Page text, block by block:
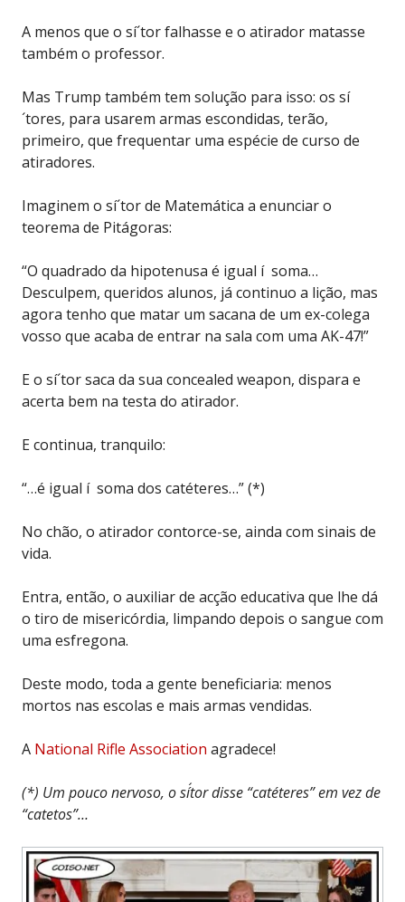
A menos que o sí´tor falhasse e o atirador matasse
também o professor.
Mas Trump também tem solução para isso: os sí
´tores, para usarem armas escondidas, terão,
primeiro, que frequentar uma espécie de curso de
atiradores.
Imaginem o sí´tor de Matemática a enunciar o
teorema de Pitágoras:
“O quadrado da hipotenusa é igual í soma…
Desculpem, queridos alunos, já continuo a lição, mas
agora tenho que matar um sacana de um ex-colega
vosso que acaba de entrar na sala com uma AK-47!”
E o sí´tor saca da sua concealed weapon, dispara e
acerta bem na testa do atirador.
E continua, tranquilo:
“…é igual í soma dos catéteres…” (*)
No chão, o atirador contorce-se, ainda com sinais de
vida.
Entra, então, o auxiliar de acção educativa que lhe dá
o tiro de misericórdia, limpando depois o sangue com
uma esfregona.
Deste modo, toda a gente beneficiaria: menos
mortos nas escolas e mais armas vendidas.
A National Rifle Association agradece!
(*) Um pouco nervoso, o sí´tor disse “catéteres” em vez de
“catetos”…